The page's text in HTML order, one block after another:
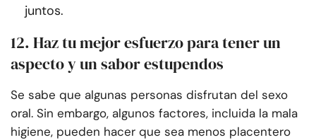
juntos.
12. Haz tu mejor esfuerzo para tener un
aspecto y un sabor estupendos
Se sabe que algunas personas disfrutan del sexo
oral. Sin embargo, algunos factores, incluida la mala
higiene, pueden hacer que sea menos placentero